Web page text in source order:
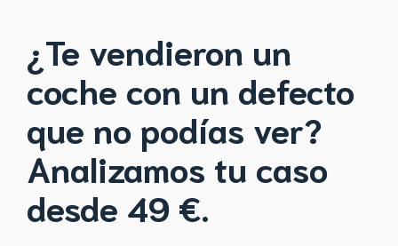
¿Te vendieron un
coche con un defecto
que no podías ver?
Analizamos tu caso
desde 49 €.